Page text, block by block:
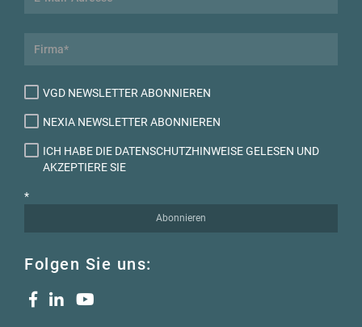
VGD NEWSLETTER ABONNIEREN
NEXIA NEWSLETTER ABONNIEREN
ICH HABE DIE DATENSCHUTZHINWEISE GELESEN UND
AKZEPTIERE SIE
*
Abonnieren
Folgen Sie uns: